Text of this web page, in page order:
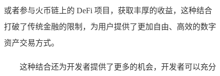
或者参与火币链上的 DeFi 项目，获取丰厚的收益，这种结合
打破了传统金融的限制，为用户提供了更加自由、高效的数字
资产交易方式。
这种结合还为开发者提供了更多的机会，开发者可以充分